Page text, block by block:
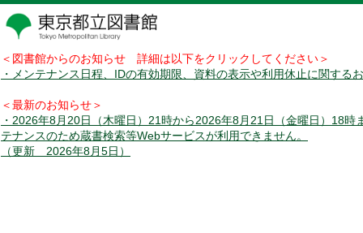
＜図書館からのお知らせ 詳細は以下をクリックしてください＞
・メンテナンス日程、IDの有効期限、資料の表示や利用休止に関する
＜最新のお知らせ＞
・2026年8月20日（木曜日）21時から2026年8月21日（金曜日）18時
テナンスのため蔵書検索等Webサービスが利用できません。
（更新 2026年8月5日）